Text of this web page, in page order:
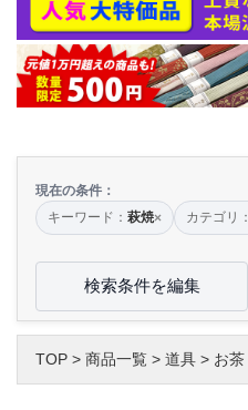
現在の条件：
キーワード： 萩焼× カテゴリ：
検索条件を編集
TOP > 商品一覧 > 道具 > お茶